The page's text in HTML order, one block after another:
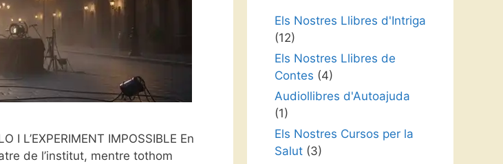
I L’EXPERIMENT IMPOSSIBLE En
de l’institut, mentre tothom
Els Nostres Llibres d'Intriga
(12)
Els Nostres Llibres de
Contes (4)
Audiollibres d'Autoajuda
(1)
Els Nostres Cursos per la
Salut (3)